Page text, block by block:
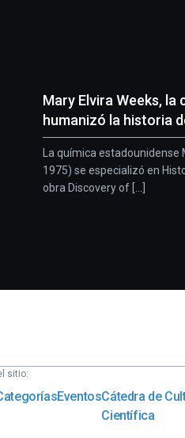
Mary Elvira Weeks, la
humanizó la historia
La química estadounidense
1975) se especializó en
obra Discovery of [...]
sitio:
EventosCátedra de
Científica